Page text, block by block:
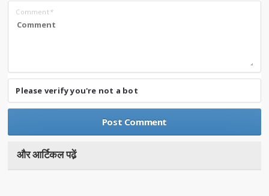
Comment*
Please verify you're not a bot
और आर्टिकल पढे़ं